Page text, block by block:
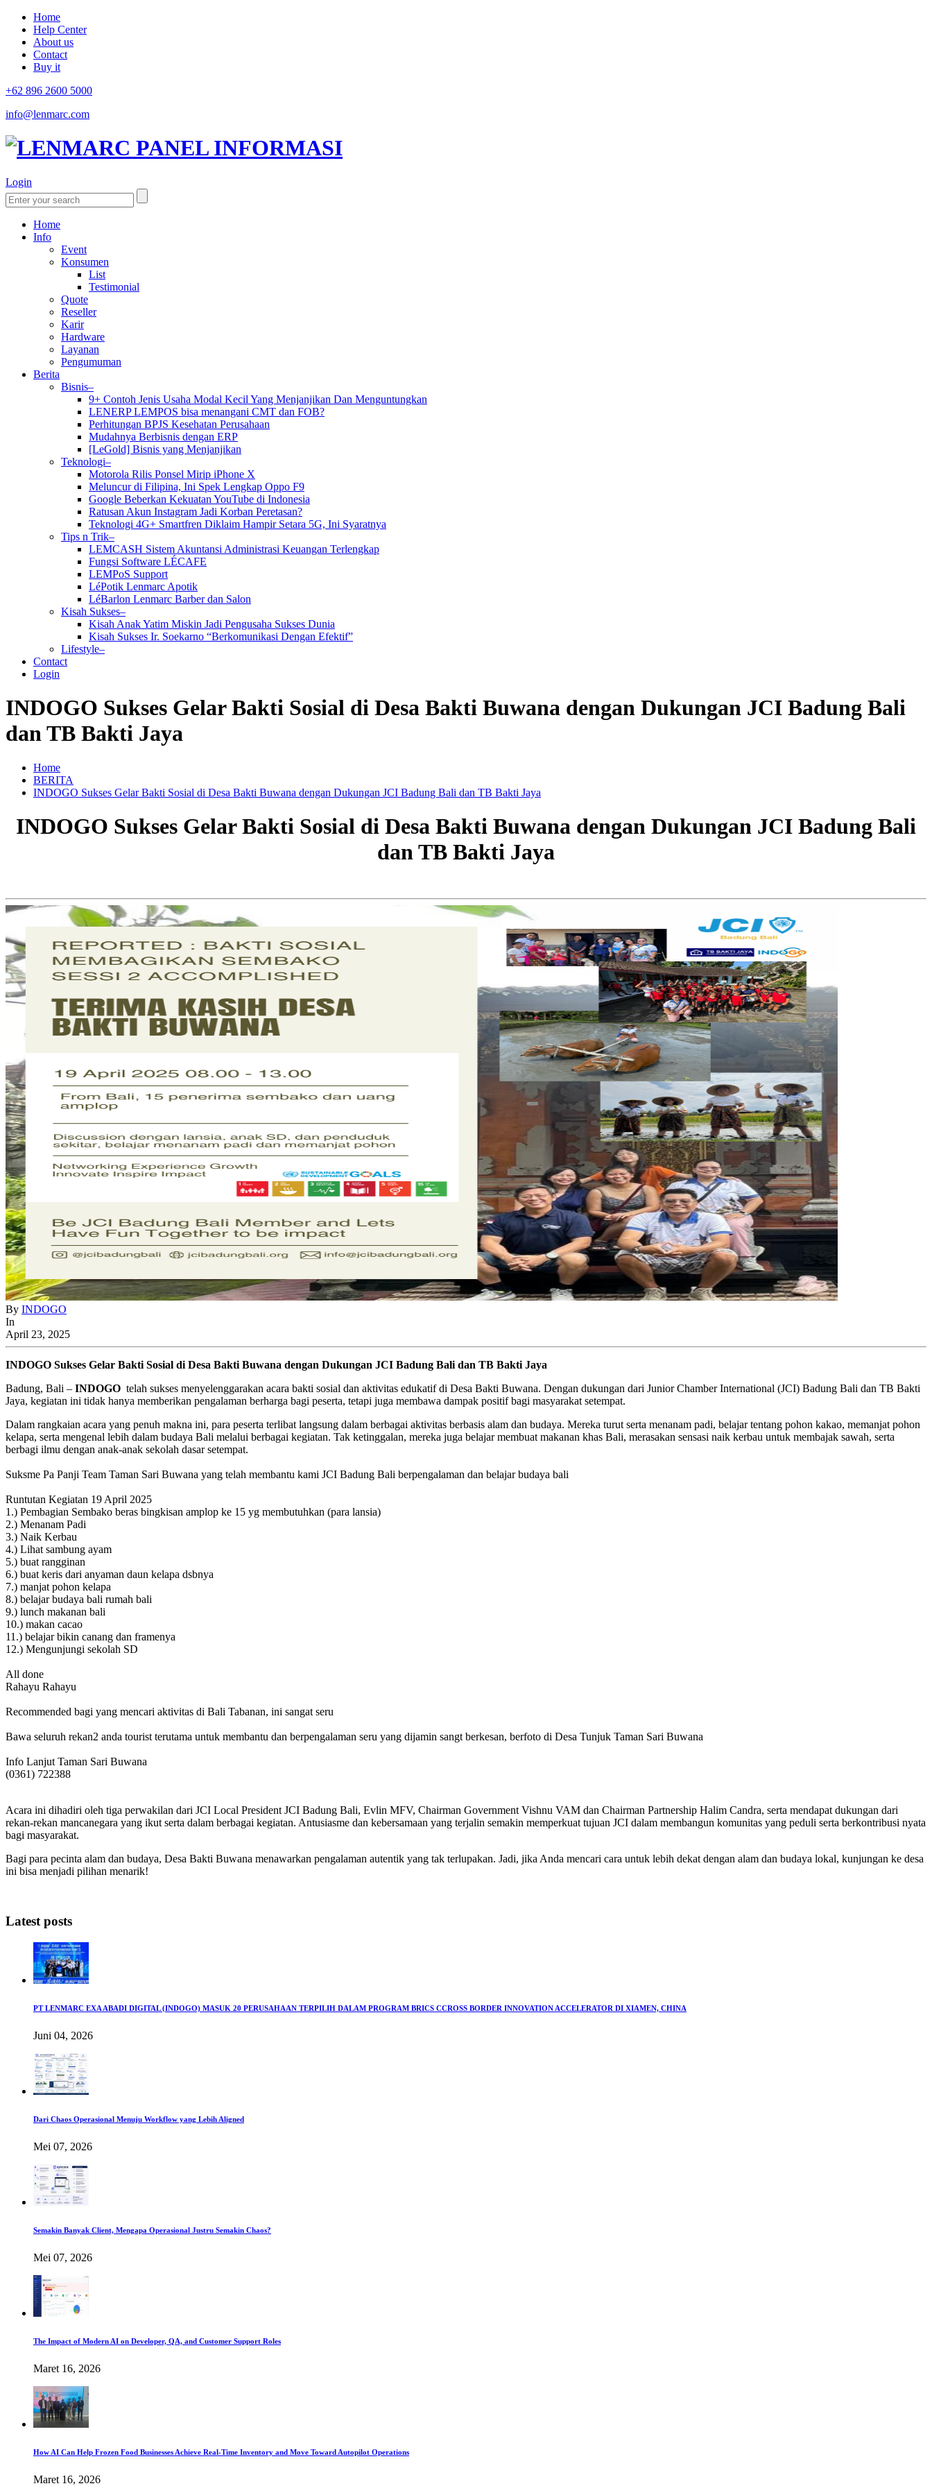
Home
Help Center
About us
Contact
Buy it
+62 896 2600 5000
info@lenmarc.com
Login
Home
Info
Event
Konsumen
List
Testimonial
Quote
Reseller
Karir
Hardware
Layanan
Pengumuman
Berita
Bisnis–
9+ Contoh Jenis Usaha Modal Kecil Yang Menjanjikan Dan Menguntungkan
LENERP LEMPOS bisa menangani CMT dan FOB?
Perhitungan BPJS Kesehatan Perusahaan
Mudahnya Berbisnis dengan ERP
[LeGold] Bisnis yang Menjanjikan
Teknologi–
Motorola Rilis Ponsel Mirip iPhone X
Meluncur di Filipina, Ini Spek Lengkap Oppo F9
Google Beberkan Kekuatan YouTube di Indonesia
Ratusan Akun Instagram Jadi Korban Peretasan?
Teknologi 4G+ Smartfren Diklaim Hampir Setara 5G, Ini Syaratnya
Tips n Trik–
LEMCASH Sistem Akuntansi Administrasi Keuangan Terlengkap
Fungsi Software LÉCAFE
LEMPoS Support
LéPotik Lenmarc Apotik
LéBarlon Lenmarc Barber dan Salon
Kisah Sukses–
Kisah Anak Yatim Miskin Jadi Pengusaha Sukses Dunia
Kisah Sukses Ir. Soekarno “Berkomunikasi Dengan Efektif”
Lifestyle–
Contact
Login
INDOGO Sukses Gelar Bakti Sosial di Desa Bakti Buwana dengan Dukungan JCI Badung Bali
dan TB Bakti Jaya
Home
BERITA
INDOGO Sukses Gelar Bakti Sosial di Desa Bakti Buwana dengan Dukungan JCI Badung Bali dan TB Bakti Jaya
INDOGO Sukses Gelar Bakti Sosial di Desa Bakti Buwana dengan Dukungan JCI Badung Bali
dan TB Bakti Jaya
By INDOGO
In
April 23, 2025
INDOGO Sukses Gelar Bakti Sosial di Desa Bakti Buwana dengan Dukungan JCI Badung Bali dan TB Bakti Jaya
Badung, Bali – INDOGO telah sukses menyelenggarakan acara bakti sosial dan aktivitas edukatif di Desa Bakti Buwana. Dengan dukungan dari Junior Chamber International (JCI) Badung Bali dan TB Bakti
Jaya, kegiatan ini tidak hanya memberikan pengalaman berharga bagi peserta, tetapi juga membawa dampak positif bagi masyarakat setempat.
Dalam rangkaian acara yang penuh makna ini, para peserta terlibat langsung dalam berbagai aktivitas berbasis alam dan budaya. Mereka turut serta menanam padi, belajar tentang pohon kakao, memanjat pohon
kelapa, serta mengenal lebih dalam budaya Bali melalui berbagai kegiatan. Tak ketinggalan, mereka juga belajar membuat makanan khas Bali, merasakan sensasi naik kerbau untuk membajak sawah, serta
berbagi ilmu dengan anak-anak sekolah dasar setempat.
Suksme Pa Panji Team Taman Sari Buwana yang telah membantu kami JCI Badung Bali berpengalaman dan belajar budaya bali
Runtutan Kegiatan 19 April 2025
1.) Pembagian Sembako beras bingkisan amplop ke 15 yg membutuhkan (para lansia)
2.) Menanam Padi
3.) Naik Kerbau
4.) Lihat sambung ayam
5.) buat rangginan
6.) buat keris dari anyaman daun kelapa dsbnya
7.) manjat pohon kelapa
8.) belajar budaya bali rumah bali
9.) lunch makanan bali
10.) makan cacao
11.) belajar bikin canang dan framenya
12.) Mengunjungi sekolah SD
All done
Rahayu Rahayu
Recommended bagi yang mencari aktivitas di Bali Tabanan, ini sangat seru
Bawa seluruh rekan2 anda tourist terutama untuk membantu dan berpengalaman seru yang dijamin sangt berkesan, berfoto di Desa Tunjuk Taman Sari Buwana
Info Lanjut Taman Sari Buwana
(0361) 722388
Acara ini dihadiri oleh tiga perwakilan dari JCI Local President JCI Badung Bali, Evlin MFV, Chairman Government Vishnu VAM dan Chairman Partnership Halim Candra, serta mendapat dukungan dari
rekan-rekan mancanegara yang ikut serta dalam berbagai kegiatan. Antusiasme dan kebersamaan yang terjalin semakin memperkuat tujuan JCI dalam membangun komunitas yang peduli serta berkontribusi nyata
bagi masyarakat.
Bagi para pecinta alam dan budaya, Desa Bakti Buwana menawarkan pengalaman autentik yang tak terlupakan. Jadi, jika Anda mencari cara untuk lebih dekat dengan alam dan budaya lokal, kunjungan ke desa
ini bisa menjadi pilihan menarik!
Latest posts
PT LENMARC EXA ABADI DIGITAL (INDOGO) MASUK 20 PERUSAHAAN TERPILIH DALAM PROGRAM BRICS CCROSS BORDER INNOVATION ACCELERATOR DI XIAMEN, CHINA
Juni 04, 2026
Dari Chaos Operasional Menuju Workflow yang Lebih Aligned
Mei 07, 2026
Semakin Banyak Client, Mengapa Operasional Justru Semakin Chaos?
Mei 07, 2026
The Impact of Modern AI on Developer, QA, and Customer Support Roles
Maret 16, 2026
How AI Can Help Frozen Food Businesses Achieve Real-Time Inventory and Move Toward Autopilot Operations
Maret 16, 2026